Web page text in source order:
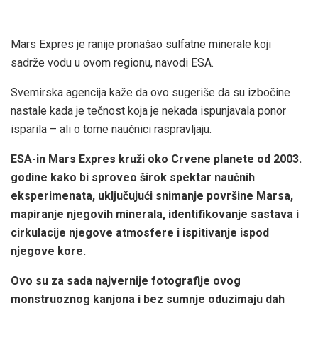
Mars Expres je ranije pronašao sulfatne minerale koji
sadrže vodu u ovom regionu, navodi ESA.
Svemirska agencija kaže da ovo sugeriše da su izbočine
nastale kada je tečnost koja je nekada ispunjavala ponor
isparila – ali o tome naučnici raspravljaju.
ESA-in Mars Expres kruži oko Crvene planete od 2003.
godine kako bi sproveo širok spektar naučnih
eksperimenata, uključujući snimanje površine Marsa,
mapiranje njegovih minerala, identifikovanje sastava i
cirkulacije njegove atmosfere i ispitivanje ispod
njegove kore.
Ovo su za sada najvernije fotografije ovog
monstruoznog kanjona i bez sumnje oduzimaju dah